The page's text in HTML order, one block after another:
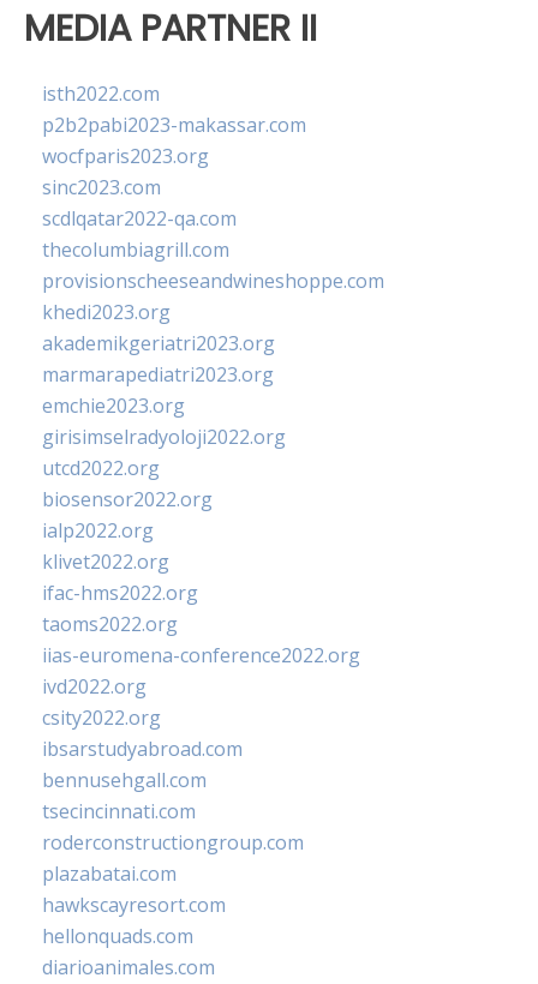
MEDIA PARTNER II
isth2022.com
p2b2pabi2023-makassar.com
wocfparis2023.org
sinc2023.com
scdlqatar2022-qa.com
thecolumbiagrill.com
provisionscheeseandwineshoppe.com
khedi2023.org
akademikgeriatri2023.org
marmarapediatri2023.org
emchie2023.org
girisimselradyoloji2022.org
utcd2022.org
biosensor2022.org
ialp2022.org
klivet2022.org
ifac-hms2022.org
taoms2022.org
iias-euromena-conference2022.org
ivd2022.org
csity2022.org
ibsarstudyabroad.com
bennusehgall.com
tsecincinnati.com
roderconstructiongroup.com
plazabatai.com
hawkscayresort.com
hellonquads.com
diarioanimales.com